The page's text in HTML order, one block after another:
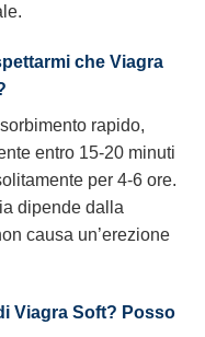
che Viagra
rapido,
entro 15-20 minuti
per 4-6 ore.
dipende dalla
causa un’erezione
Viagra Soft? Posso